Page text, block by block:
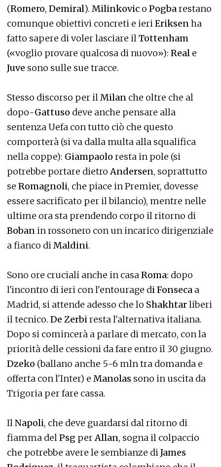
(Romero, Demiral). Milinkovic o Pogbarestano
comunque obiettivi concreti e ieriEriksenha
fatto sapere di voler lasciare ilTottenham
(«voglio provare qualcosa di nuovo»): Real e
Juve sono sulle sue tracce.
Stesso discorso per ilMilan che oltre che al
dopo-Gattuso deve anche pensare alla
sentenza Uefa con tutto ciò che questo
comporterà (si va dalla multa alla squalifica
nella coppe): Giampaolo resta in pole (si
potrebbe portare dietroAndersen, soprattutto
se Romagnoli, che piace in Premier, dovesse
essere sacrificato per il bilancio), mentre nelle
ultime ora sta prendendo corpo il ritorno di
Bobanin rossonero con un incarico dirigenziale
a fianco diMaldini.
Sono ore cruciali anche in casaRoma: dopo
l'incontro di ieri con l'entourage di Fonseca a
Madrid, si attende adesso che lo Shakhtarliberi
il tecnico. De Zerbiresta l'alternativa italiana.
Dopo si comincerà a parlare di mercato, con la
priorità delle cessioni da fare entro il 30 giugno.
Dzeko (ballano anche 5-6 mln tra domanda e
offerta con l'Inter) e Manolas sono in uscita da
Trigoria per fare cassa.
IlNapoli, che deve guardarsi dal ritorno di
fiamma delPsg perAllan, sogna il colpaccio
che potrebbe avere le sembianze diJames